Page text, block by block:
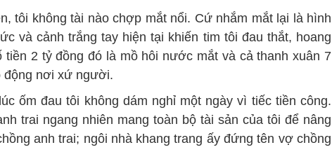
tôi không tài nào chợp mắt nổi. Cứ nhắm mắt lại là hình
và cảnh trắng tay hiện tại khiến tim tôi đau thắt, hoang
tiền 2 tỷ đồng đó là mồ hôi nước mắt và cả thanh xuân 7
động nơi xứ người.
ốm đau tôi không dám nghỉ một ngày vì tiếc tiền công.
trai ngang nhiên mang toàn bộ tài sản của tôi để nâng
anh trai; ngôi nhà khang trang ấy đứng tên vợ chồng